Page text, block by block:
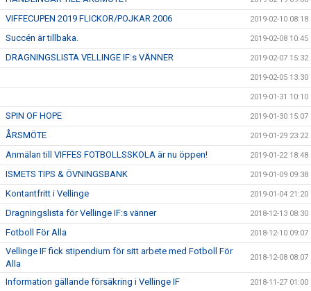
VIFFECUPEN 2019 FLICKOR/POJKAR 2006 2019-02-10 08:18
Succén är tillbaka. 2019-02-08 10:45
DRAGNINGSLISTA VELLINGE IF:s VÄNNER 2019-02-07 15:32
2019-02-05 13:30
2019-01-31 10:10
SPIN OF HOPE 2019-01-30 15:07
ÅRSMÖTE 2019-01-29 23:22
Anmälan till VIFFES FOTBOLLSSKOLA är nu öppen! 2019-01-22 18:48
ISMETS TIPS & ÖVNINGSBANK 2019-01-09 09:38
Kontantfritt i Vellinge 2019-01-04 21:20
Dragningslista för Vellinge IF:s vänner 2018-12-13 08:30
Fotboll För Alla 2018-12-10 09:07
Vellinge IF fick stipendium för sitt arbete med Fotboll För
Alla
2018-12-08 08:07
Information gällande försäkring i Vellinge IF 2018-11-27 01:00